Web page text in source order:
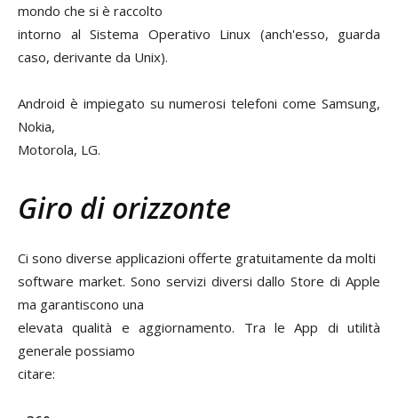
mondo che si è raccolto
intorno al Sistema Operativo Linux (anch'esso, guarda
caso, derivante da Unix).
Android è impiegato su numerosi telefoni come Samsung,
Nokia,
Motorola, LG.
Giro di orizzonte
Ci sono diverse applicazioni offerte gratuitamente da molti
software market. Sono servizi diversi dallo Store di Apple
ma garantiscono una
elevata qualità e aggiornamento. Tra le App di utilità
generale possiamo
citare: